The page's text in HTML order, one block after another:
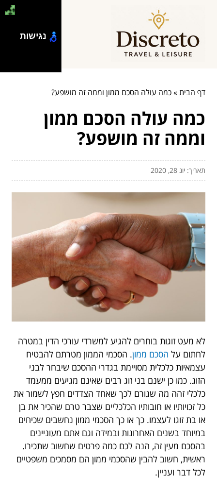
דף הבית»כמה עולה הסכם ממון וממה זה מושפע?
כמה עולה הסכם ממון
וממה זה מושפע?
תאריך: יונ 28, 2020
לא מעט זוגות בוחרים להגיע למשרדי עורכי הדין במטרה
לחתום על הסכם ממון. הסכמי הממון מטרתם להבטיח
עצמאיות כלכלית מסויימת בגדרי ההסכם שיבחר לבני
הזוג. כמו כן ישנם בני זוג רבים שאינם מגיעים ממעמד
כלכלי זהה מה שגורם לכך שאחד הצדדים חפץ לשמור את
כל זכויותיו או חובותיו הכלכליים שצבר טרם שהכיר את בן
או בת זוגו לעצמו. כך או כך הסכמי ממון נחשבים שכיחים
במיוחד בשנים האחרונות ובמידה וגם אתם מעוניינים
בהסכם מעין זה, הנה לכם כמה פרטים שחשוב שתכירו.
ראשית, חשוב להבין שהסכמי ממון הם מסמכים משפטיים
לכל דבר ועניין.
נגישות